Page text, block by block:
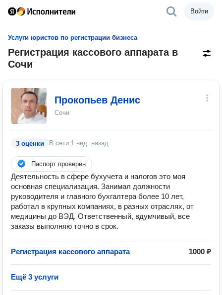
Войти
Услуги юристов по регистрации бизнеса
Регистрация кассового аппарата в
Сочи
Прокопьев Денис
Сочи
3 оценки В сети 1 нед. назад
Паспорт проверен
Деятельность в сфере бухучета и налогов это моя
основная специализация. Занимал должности
руководителя и главного бухгалтера более 10 лет,
работал в крупных компаниях, в разных отраслях, от
медицины до ВЭД. Ответственный, вдумчивый, все
заказы выполняю точно в срок.
Регистрация кассового аппарата 1000 ₽
Ещё 3 услуги